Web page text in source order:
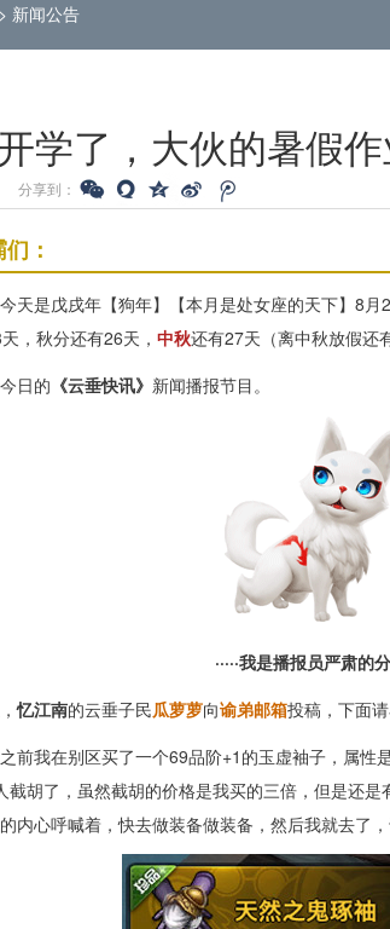
> 新闻公告
学了，大伙的暑假作
分享到：
：
天是戊戌年【狗年】【本月是处女座的天下】8
，秋分还有26天， 中秋还有27天（离中秋放假还
日的 《云垂快讯》 新闻播报节目。
·····我是播报员严肃的分
忆江南的云垂子民瓜萝萝向谕弟邮箱投稿，下面请
之前我在别区买了一个69品阶+1的玉虚袖子，属
截胡了，虽然截胡的价格是我买的三倍，但是还
内心呼喊着，快去做装备做装备，然后我就去了，